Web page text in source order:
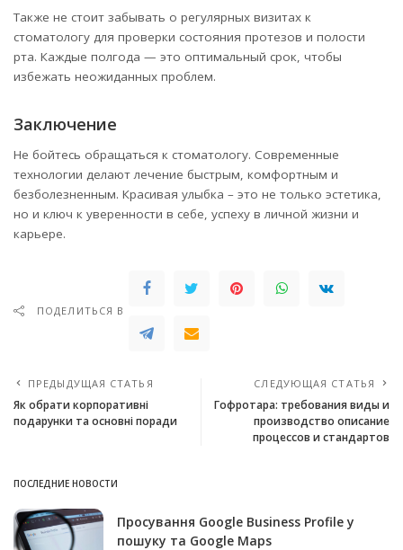
Также не стоит забывать о регулярных визитах к
стоматологу для проверки состояния протезов и полости
рта. Каждые полгода — это оптимальный срок, чтобы
избежать неожиданных проблем.
Заключение
Не бойтесь обращаться к стоматологу. Современные
технологии делают лечение быстрым, комфортным и
безболезненным. Красивая улыбка – это не только эстетика,
но и ключ к уверенности в себе, успеху в личной жизни и
карьере.
ПОДЕЛИТЬСЯ В
ПРЕДЫДУЩАЯ СТАТЬЯ
Як обрати корпоративні
подарунки та основні поради
СЛЕДУЮЩАЯ СТАТЬЯ
Гофротара: требования виды и
производство описание
процессов и стандартов
ПОСЛЕДНИЕ НОВОСТИ
Просування Google Business Profile у
пошуку та Google Maps